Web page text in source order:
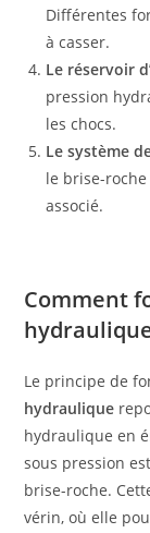
Différentes
à casser.
Le réservoir
pression
les chocs.
Le système
le brise-
associé.
Comment
Le principe de
hydraulique
hydraulique en
sous pression
brise-roche.
vérin, où elle